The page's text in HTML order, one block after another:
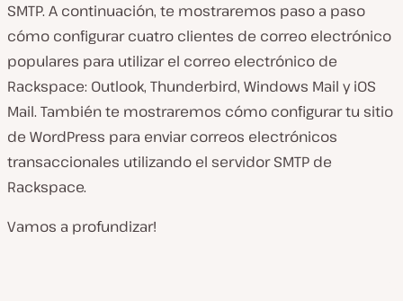
SMTP. A continuación, te mostraremos paso a paso
cómo configurar cuatro clientes de correo electrónico
populares para utilizar el correo electrónico de
Rackspace: Outlook, Thunderbird, Windows Mail y iOS
Mail. También te mostraremos cómo configurar tu sitio
de WordPress para enviar correos electrónicos
transaccionales utilizando el servidor SMTP de
Rackspace.
Vamos a profundizar!